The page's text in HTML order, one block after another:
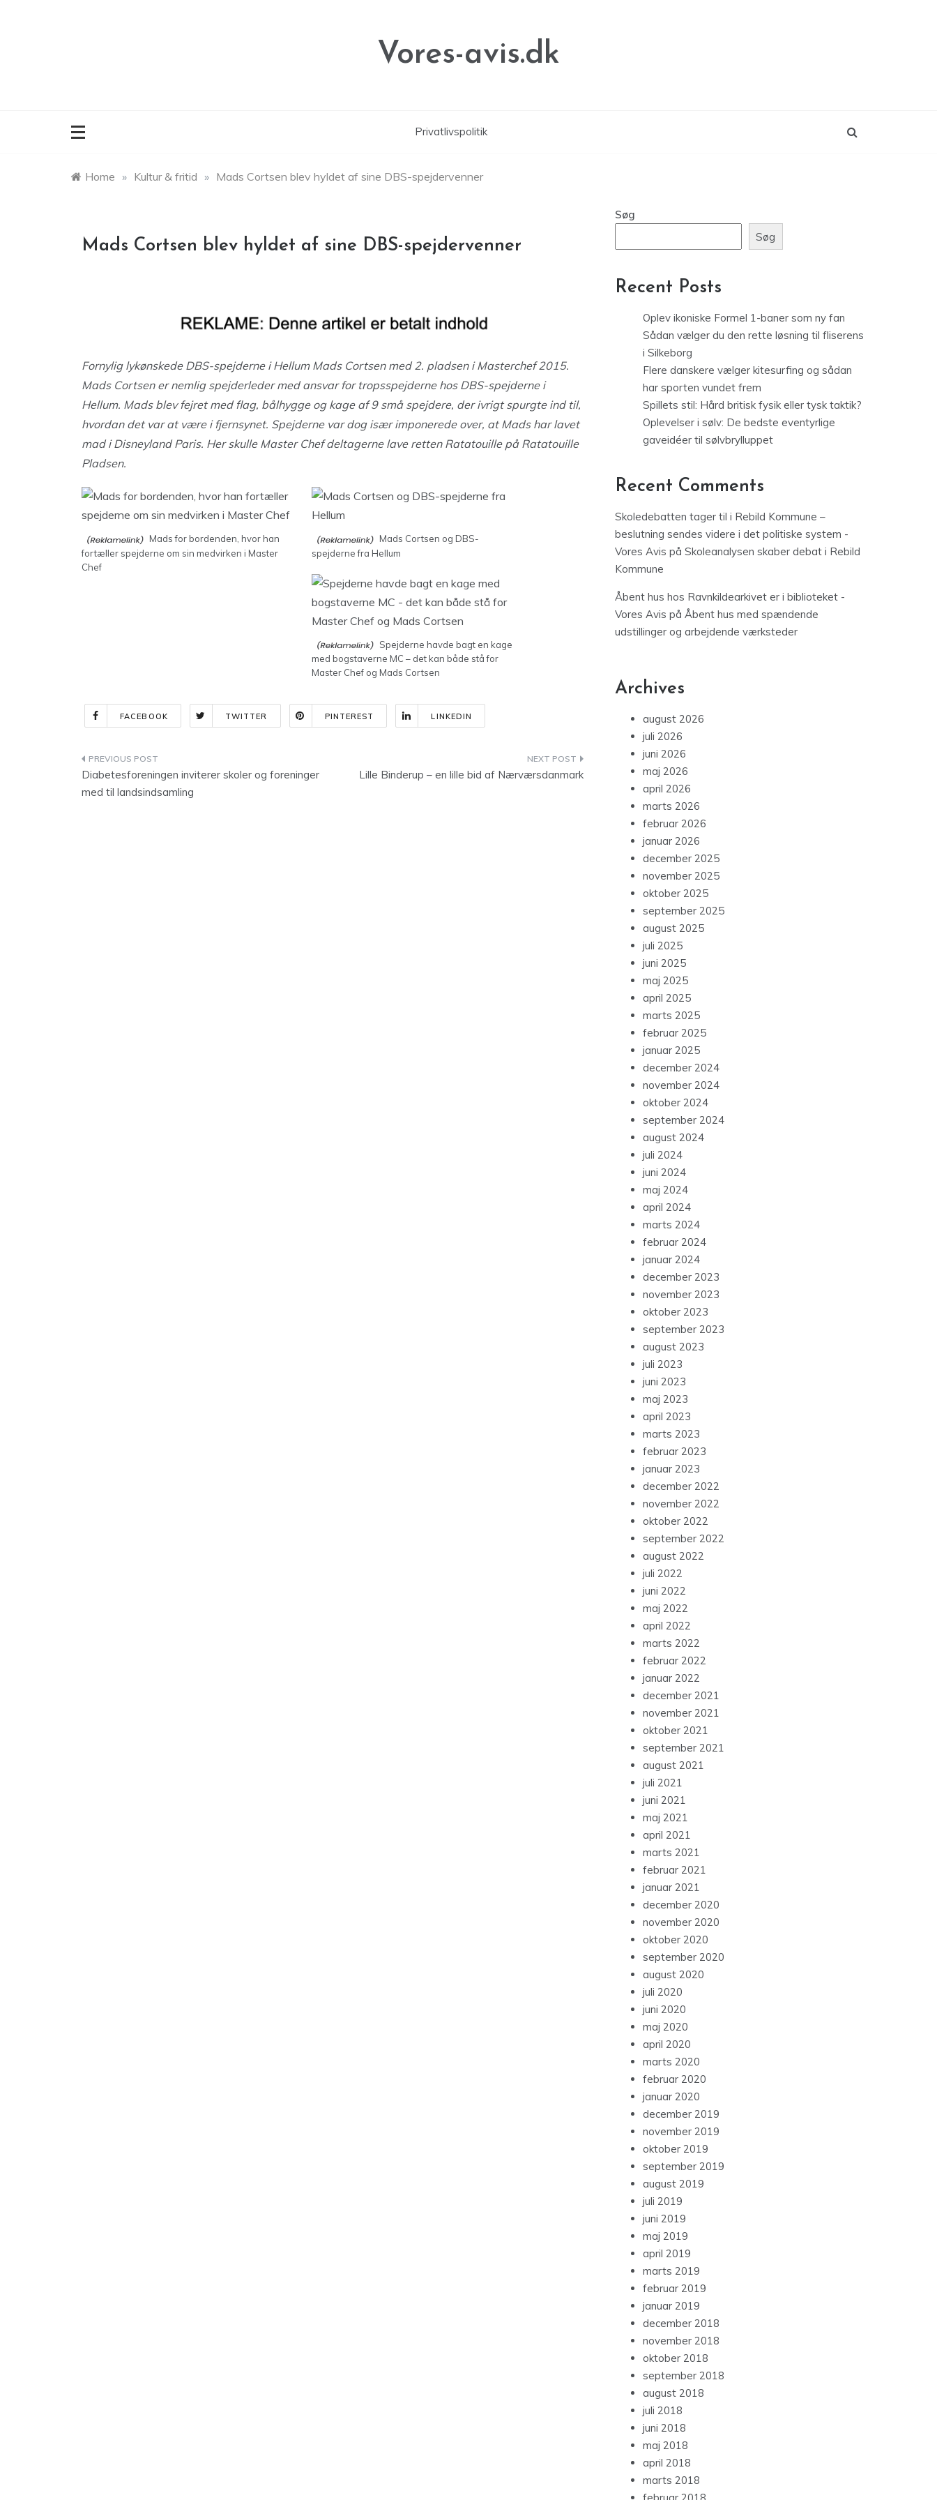
Vores-avis.dk
Privatlivspolitik
Home » Kultur & fritid » Mads Cortsen blev hyldet af sine DBS-spejdervenner
Mads Cortsen blev hyldet af sine DBS-spejdervenner
Fornylig lykønskede DBS-spejderne i Hellum Mads Cortsen med 2. pladsen i Masterchef 2015.
Mads Cortsen er nemlig spejderleder med ansvar for tropsspejderne hos DBS-spejderne i
Hellum. Mads blev fejret med flag, bålhygge og kage af 9 små spejdere, der ivrigt spurgte ind til,
hvordan det var at være i fjernsynet. Spejderne var dog især imponerede over, at Mads har lavet
mad i Disneyland Paris. Her skulle Master Chef deltagerne lave retten Ratatouille på Ratatouille
Pladsen.
Mads for bordenden, hvor han
fortæller spejderne om sin medvirken i Master
Chef
Mads Cortsen og DBS-
spejderne fra Hellum
Spejderne havde bagt en kage
med bogstaverne MC – det kan både stå for
Master Chef og Mads Cortsen
FACEBOOK TWITTER PINTEREST LINKEDIN
Indlægsnavigation
Diabetesforeningen inviterer skoler og foreninger
med til landsindsamling
Lille Binderup – en lille bid af Nærværsdanmark
Søg
Søg
Recent Posts
Oplev ikoniske Formel 1-baner som ny fan
Sådan vælger du den rette løsning til fliserens
i Silkeborg
Flere danskere vælger kitesurfing og sådan
har sporten vundet frem
Spillets stil: Hård britisk fysik eller tysk taktik?
Oplevelser i sølv: De bedste eventyrlige
gaveidéer til sølvbrylluppet
Recent Comments
Skoledebatten tager til i Rebild Kommune –
beslutning sendes videre i det politiske system -
Vores Avis på Skoleanalysen skaber debat i Rebild
Kommune
Åbent hus hos Ravnkildearkivet er i biblioteket -
Vores Avis på Åbent hus med spændende
udstillinger og arbejdende værksteder
Archives
august 2026
juli 2026
juni 2026
maj 2026
april 2026
marts 2026
februar 2026
januar 2026
december 2025
november 2025
oktober 2025
september 2025
august 2025
juli 2025
juni 2025
maj 2025
april 2025
marts 2025
februar 2025
januar 2025
december 2024
november 2024
oktober 2024
september 2024
august 2024
juli 2024
juni 2024
maj 2024
april 2024
marts 2024
februar 2024
januar 2024
december 2023
november 2023
oktober 2023
september 2023
august 2023
juli 2023
juni 2023
maj 2023
april 2023
marts 2023
februar 2023
januar 2023
december 2022
november 2022
oktober 2022
september 2022
august 2022
juli 2022
juni 2022
maj 2022
april 2022
marts 2022
februar 2022
januar 2022
december 2021
november 2021
oktober 2021
september 2021
august 2021
juli 2021
juni 2021
maj 2021
april 2021
marts 2021
februar 2021
januar 2021
december 2020
november 2020
oktober 2020
september 2020
august 2020
juli 2020
juni 2020
maj 2020
april 2020
marts 2020
februar 2020
januar 2020
december 2019
november 2019
oktober 2019
september 2019
august 2019
juli 2019
juni 2019
maj 2019
april 2019
marts 2019
februar 2019
januar 2019
december 2018
november 2018
oktober 2018
september 2018
august 2018
juli 2018
juni 2018
maj 2018
april 2018
marts 2018